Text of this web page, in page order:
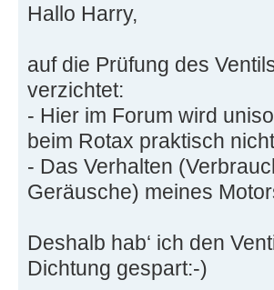
Hallo Harry,
auf die Prüfung des
verzichtet:
- Hier im Forum wird
beim Rotax praktisch
- Das Verhalten
Geräusche) meines
Deshalb hab‘ ich den
Dichtung gespart:-)